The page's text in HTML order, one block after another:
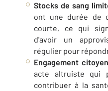
Stocks de sang
ont une durée de
courte, ce qui
d'avoir un
régulier pour
Engagement
acte altruiste qui
contribuer à la